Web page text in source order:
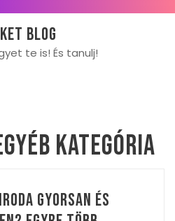
blog
te is! És tanulj!
kategória
gyorsan és